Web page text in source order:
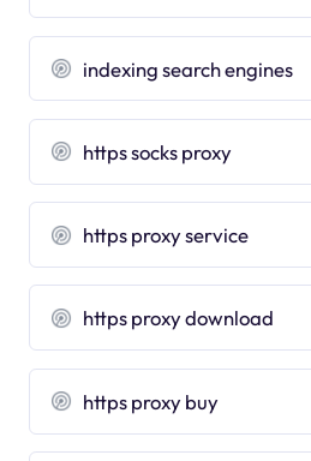
indexing search engines
https socks proxy
https proxy service
https proxy download
https proxy buy